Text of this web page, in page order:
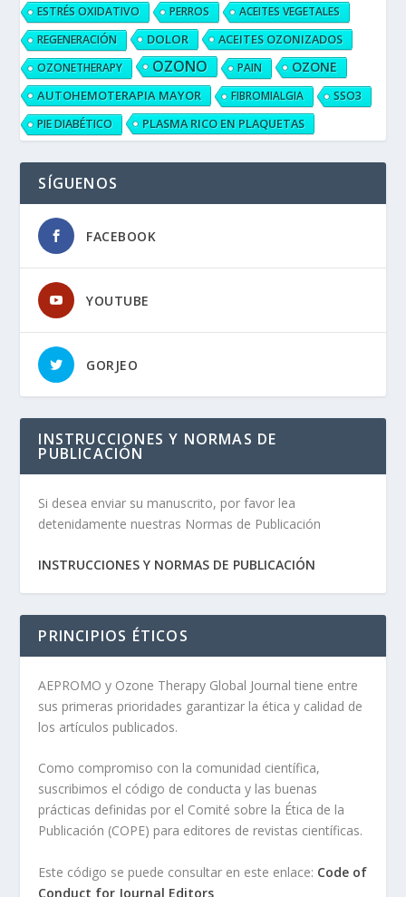
ESTRÉS OXIDATIVO PERROS
ACEITES VEGETALES
REGENERACIÓN
DOLOR ACEITES OZONIZADOS
OZONETHERAPY OZONO PAIN OZONE
AUTOHEMOTERAPIA MAYOR FIBROMIALGIA
SSO3
PIE DIABÉTICO
PLASMA RICO EN PLAQUETAS
SÍGUENOS
FACEBOOK
YOUTUBE
GORJEO
INSTRUCCIONES Y NORMAS DE
PUBLICACIÓN
Si desea enviar su manuscrito, por favor lea
detenidamente nuestras Normas de Publicación
INSTRUCCIONES Y NORMAS DE PUBLICACIÓN
PRINCIPIOS ÉTICOS
AEPROMO y Ozone Therapy Global Journal tiene entre
sus primeras prioridades garantizar la ética y calidad de
los artículos publicados.
Como compromiso con la comunidad científica,
suscribimos el código de conducta y las buenas
prácticas definidas por el Comité sobre la Ética de la
Publicación (COPE) para editores de revistas científicas.
Este código se puede consultar en este enlace: Code of
Conduct for Journal Editors